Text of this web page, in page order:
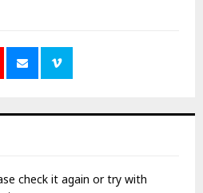
check it again or try with